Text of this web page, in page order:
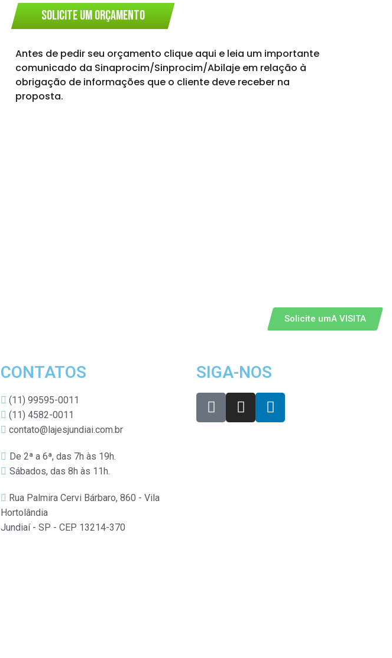
SOLICITE UM ORÇAMENTO
Antes de pedir seu orçamento clique aqui e leia um importante
comunicado da Sinaprocim/Sinprocim/Abilaje em relação à
obrigação de informações que o cliente deve receber na
proposta.
Solicite umA VISITA
CONTATOS
(11) 99595-0011
(11) 4582-0011
contato@lajesjundiai.com.br
De 2ª a 6ª, das 7h às 19h.
Sábados, das 8h às 11h.
Rua Palmira Cervi Bárbaro, 860 - Vila
Hortolândia
Jundiaí - SP - CEP 13214-370
SIGA-NOS